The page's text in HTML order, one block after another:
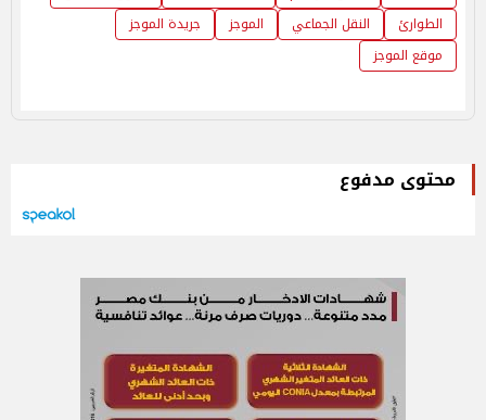
الطوارئ
النقل الجماعي الموجز
جريدة الموجز
موقع الموجز
محتوى مدفوع